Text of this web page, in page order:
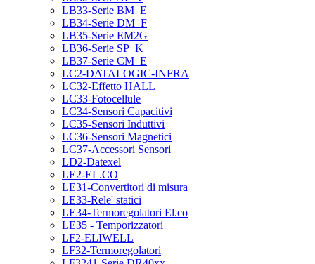
LB33-Serie BM_E
LB34-Serie DM_F
LB35-Serie EM2G
LB36-Serie SP_K
LB37-Serie CM_E
LC2-DATALOGIC-INFRA
LC32-Effetto HALL
LC33-Fotocellule
LC34-Sensori Capacitivi
LC35-Sensori Induttivi
LC36-Sensori Magnetici
LC37-Accessori Sensori
LD2-Datexel
LE2-EL.CO
LE31-Convertitori di misura
LE33-Rele' statici
LE34-Termoregolatori El.co
LE35 - Temporizzatori
LF2-ELIWELL
LF32-Termoregolatori